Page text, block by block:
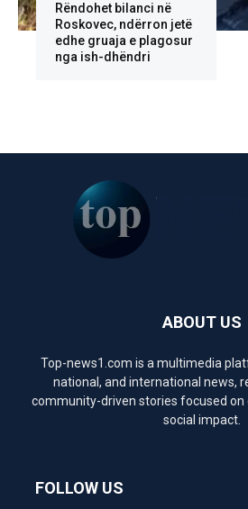
Rëndohet bilanci në
Roskovec, ndërron jetë
edhe gruaja e plagosur
nga ish-dhëndri
ABOUT US
Top-news1.com is a multimedia
national, and international news,
community-driven stories focused on
social impact.
FOLLOW US